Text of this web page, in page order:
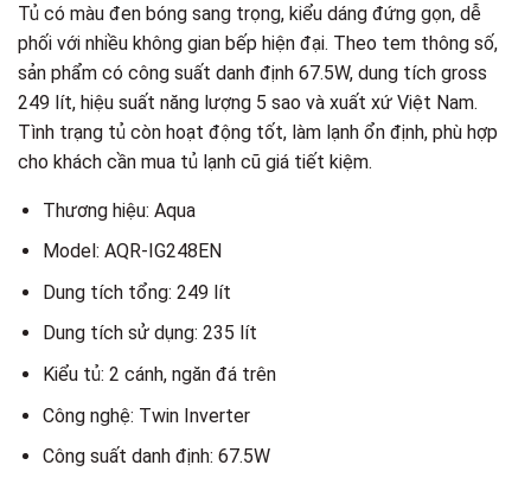
Tủ có màu đen bóng sang trọng, kiểu dáng đứng gọn, dễ
phối với nhiều không gian bếp hiện đại. Theo tem thông số,
sản phẩm có công suất danh định 67.5W, dung tích gross
249 lít, hiệu suất năng lượng 5 sao và xuất xứ Việt Nam.
Tình trạng tủ còn hoạt động tốt, làm lạnh ổn định, phù hợp
cho khách cần mua tủ lạnh cũ giá tiết kiệm.
Thương hiệu: Aqua
Model: AQR-IG248EN
Dung tích tổng: 249 lít
Dung tích sử dụng: 235 lít
Kiểu tủ: 2 cánh, ngăn đá trên
Công nghệ: Twin Inverter
Công suất danh định: 67.5W